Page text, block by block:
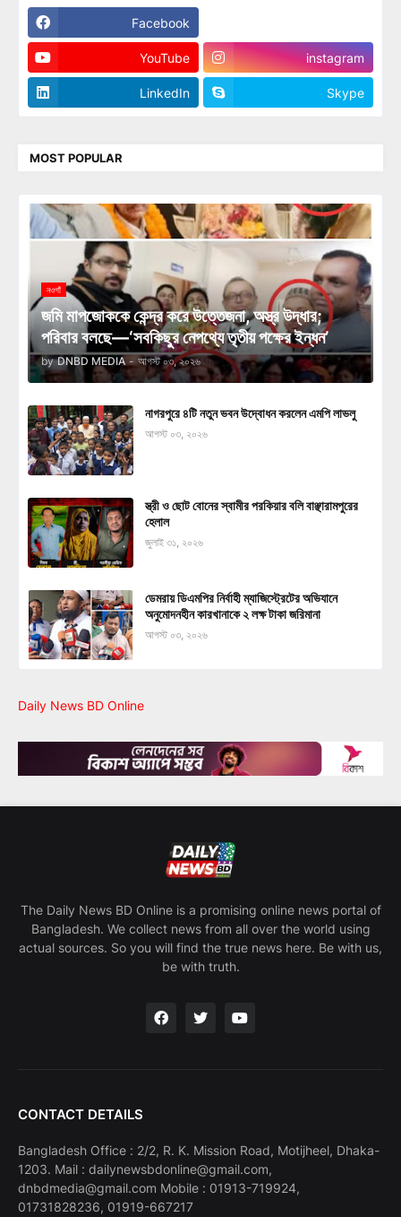
Facebook
YouTube instagram
LinkedIn Skype
MOST POPULAR
নওগাঁ
জমি মাপজোককে কেন্দ্র করে উত্তেজনা, অস্ত্র উদ্ধার;
পরিবার বলছে—‘সবকিছুর নেপথ্যে তৃতীয় পক্ষের ইন্ধন’
by DNBD MEDIA - আগস্ট ০৩, ২০২৬
নাগরপুরে ৪টি নতুন ভবন উদ্বোধন করলেন এমপি লাভলু
আগস্ট ০৩, ২০২৬
স্ত্রী ও ছোট বোনের স্বামীর পরকিয়ার বলি বাঞ্ছারামপুরের
হেলাল
জুলাই ৩১, ২০২৬
ডেমরায় ডিএমপির নির্বাহী ম্যাজিস্ট্রেটের অভিযানে
অনুমোদনহীন কারখানাকে ২ লক্ষ টাকা জরিমানা
আগস্ট ০৩, ২০২৬
Daily News BD Online
The Daily News BD Online is a promising online news portal of
Bangladesh. We collect news from all over the world using
actual sources. So you will find the true news here. Be with us,
be with truth.
CONTACT DETAILS
Bangladesh Office : 2/2, R. K. Mission Road, Motijheel, Dhaka-
1203. Mail : dailynewsbdonline@gmail.com,
dnbdmedia@gmail.com Mobile : 01913-719924,
01731828236, 01919-667217